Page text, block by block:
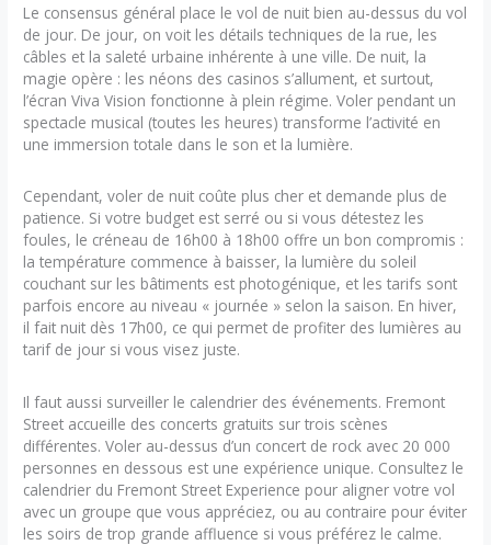
Le consensus général place le vol de nuit bien au-dessus du vol
de jour. De jour, on voit les détails techniques de la rue, les
câbles et la saleté urbaine inhérente à une ville. De nuit, la
magie opère : les néons des casinos s’allument, et surtout,
l’écran Viva Vision fonctionne à plein régime. Voler pendant un
spectacle musical (toutes les heures) transforme l’activité en
une immersion totale dans le son et la lumière.
Cependant, voler de nuit coûte plus cher et demande plus de
patience. Si votre budget est serré ou si vous détestez les
foules, le créneau de 16h00 à 18h00 offre un bon compromis :
la température commence à baisser, la lumière du soleil
couchant sur les bâtiments est photogénique, et les tarifs sont
parfois encore au niveau « journée » selon la saison. En hiver,
il fait nuit dès 17h00, ce qui permet de profiter des lumières au
tarif de jour si vous visez juste.
Il faut aussi surveiller le calendrier des événements. Fremont
Street accueille des concerts gratuits sur trois scènes
différentes. Voler au-dessus d’un concert de rock avec 20 000
personnes en dessous est une expérience unique. Consultez le
calendrier du Fremont Street Experience pour aligner votre vol
avec un groupe que vous appréciez, ou au contraire pour éviter
les soirs de trop grande affluence si vous préférez le calme.